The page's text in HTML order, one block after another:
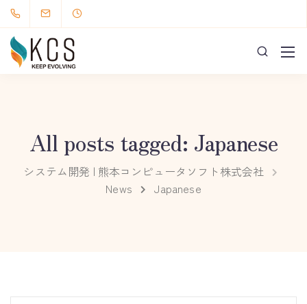
All posts tagged: Japanese
システム開発 | 熊本コンピュータソフト株式会社
News
Japanese